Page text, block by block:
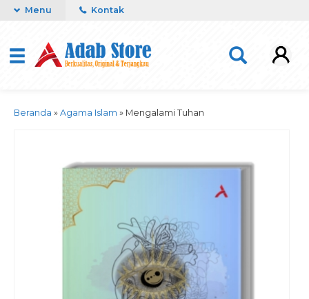
Menu Kontak
Beranda » Agama Islam » Mengalami Tuhan